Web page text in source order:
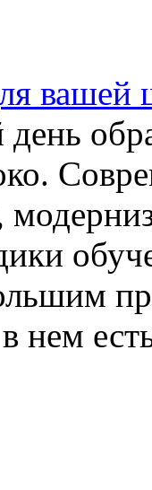
вашей
нем